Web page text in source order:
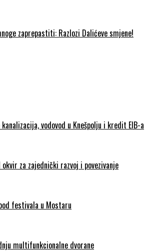
zaprepastiti: Razlozi Dalićeve smjene!
vodovod u Knešpolju i kredit EIB-a
za zajednički razvoj i povezivanje
festivala u Mostaru
multifunkcionalne dvorane